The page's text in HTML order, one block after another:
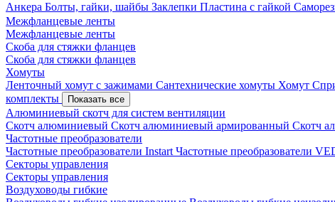
Анкера Болты, гайки, шайбы Заклепки Пластина с гайкой
Межфланцевые ленты
Межфланцевые ленты
Скоба для стяжки фланцев
Скоба для стяжки фланцев
Хомуты
Ленточный хомут с зажимами Сантехнические хомуты Хомут
комплекты
Показать все
Алюминиевый скотч для систем вентиляции
Скотч алюминиевый Скотч алюминиевый армированный Скотч
Частотные преобразователи
Частотные преобразователи Instart Частотные преобразователи
Секторы управления
Секторы управления
Воздуховоды гибкие